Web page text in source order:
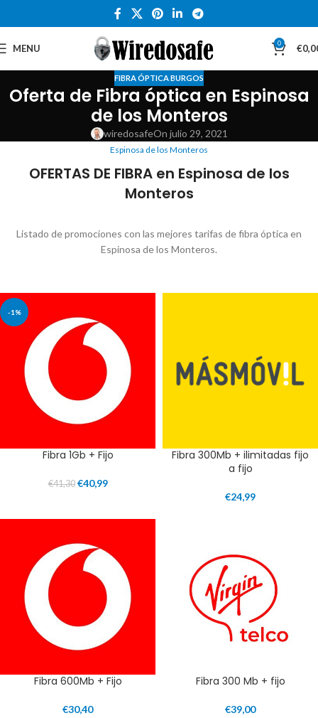
MENU 0 €
FIBRA ÓPTICA BURGOS
Oferta de Fibra óptica en Espinosa
de los Monteros
wiredosafeOn julio 29, 2021
Espinosa de los Monteros
OFERTAS DE FIBRA en Espinosa de los
Monteros
Listado de promociones con las mejores tarifas de fibra óptica en
Espinosa de los Monteros.
-1%
Fibra 1Gb + Fijo
€41,30 €40,99
Fibra 300Mb + ilimitadas fijo
a fijo
€24,99
Fibra 600Mb + Fijo
€30,40
Fibra 300 Mb + fijo
€39,00